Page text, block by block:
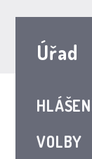
Úřad
VOLBY